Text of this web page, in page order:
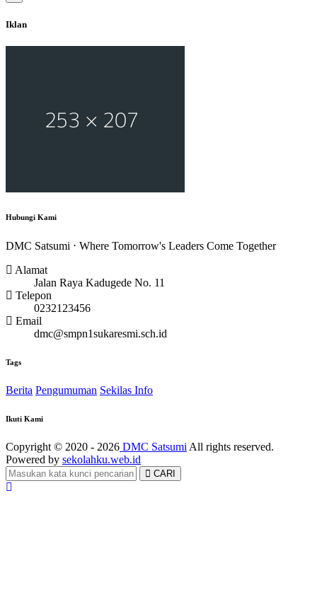
Iklan
Hubungi Kami
DMC Satsumi ⋅ Where Tomorrow's Leaders Come Together
Alamat
Jalan Raya Kadugede No. 11
Telepon
0232123456
Email
dmc@smpn1sukaresmi.sch.id
Tags
Berita Pengumuman Sekilas Info
Ikuti Kami
Copyright © 2020 - 2026 DMC Satsumi All rights reserved.
Powered by sekolahku.web.id
CARI